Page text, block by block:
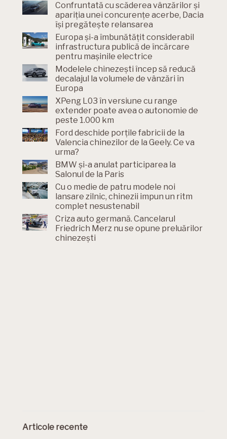
Confruntată cu scăderea vânzărilor și
apariția unei concurențe acerbe, Dacia
își pregătește relansarea
Europa și-a îmbunătățit considerabil
infrastructura publică de încărcare
pentru mașinile electrice
Modelele chinezești încep să reducă
decalajul la volumele de vânzări în
Europa
XPeng L03 în versiune cu range
extender poate avea o autonomie de
peste 1.000 km
Ford deschide porțile fabricii de la
Valencia chinezilor de la Geely. Ce va
urma?
BMW și-a anulat participarea la
Salonul de la Paris
Cu o medie de patru modele noi
lansare zilnic, chinezii impun un ritm
complet nesustenabil
Criza auto germană. Cancelarul
Friedrich Merz nu se opune preluărilor
chinezești
Articole recente